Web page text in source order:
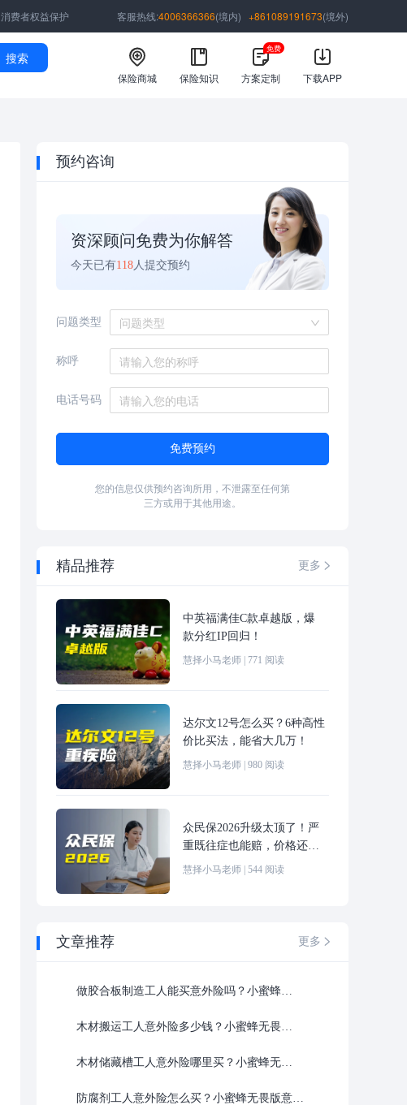
消费者权益保护 客服热线:4006366366(境内) +861089191673(境外)
搜索
保险商城 保险知识 方案定制
免费
下载APP
预约咨询
资深顾问免费为你解答
今天已有118人提交预约
问题类型 问题类型
称呼
电话号码
免费预约
您的信息仅供预约咨询所用，不泄露至任何第
三方或用于其他用途。
精品推荐 更多 
中英福满佳C款卓越版，爆
款分红IP回归！
慧择小马老师 771 阅读
达尔文12号怎么买？6种高性
价比买法，能省大几万！
慧择小马老师 980 阅读
众民保2026升级太顶了！严
重既往症也能赔，价格还更
便宜！
慧择小马老师 544 阅读
文章推荐 更多 
做胶合板制造工人能买意外险吗？小蜜蜂无畏版意外险1-6类都能买，慧择网投保入口
木材搬运工人意外险多少钱？小蜜蜂无畏版意外险1-6类全覆盖，慧择网投保入口
木材储藏槽工人意外险哪里买？小蜜蜂无畏版意外险也能投，慧择网投保入口
防腐剂工人意外险怎么买？小蜜蜂无畏版意外险1-6类职业可投，慧择网投保入口